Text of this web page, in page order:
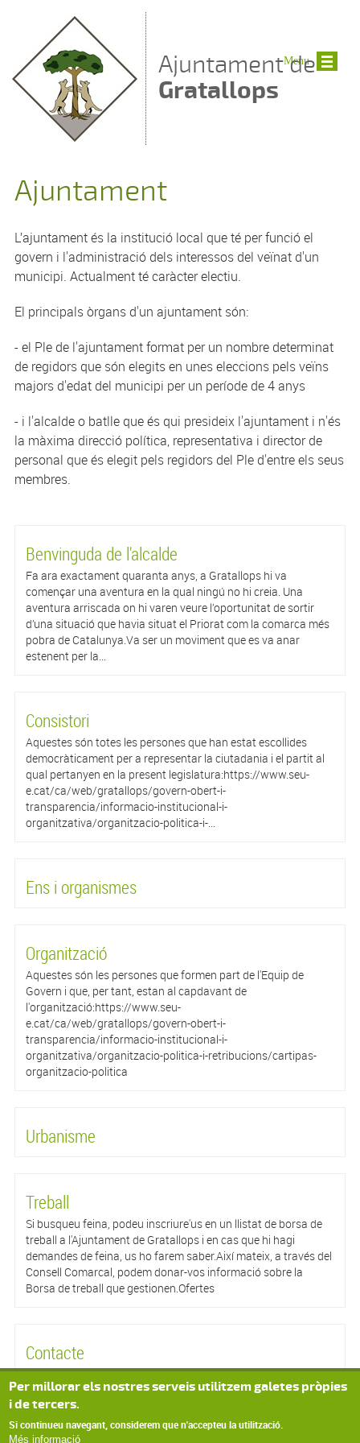
Ajuntament de
Gratallops
Ajuntament
L’ajuntament és la institució local que té per funció el
govern i l'administració dels interessos del veïnat d'un
municipi. Actualment té caràcter electiu.
El principals òrgans d'un ajuntament són:
- el Ple de l'ajuntament format per un nombre determinat
de regidors que són elegits en unes eleccions pels veïns
majors d'edat del municipi per un període de 4 anys
- i l'alcalde o batlle que és qui presideix l'ajuntament i n'és
la màxima direcció política, representativa i director de
personal que és elegit pels regidors del Ple d'entre els seus
membres.
Benvinguda de l'alcalde
Fa ara exactament quaranta anys, a Gratallops hi va
començar una aventura en la qual ningú no hi creia. Una
aventura arriscada on hi varen veure l’oportunitat de sortir
d’una situació que havia situat el Priorat com la comarca més
pobra de Catalunya.Va ser un moviment que es va anar
estenent per la...
Consistori
Aquestes són totes les persones que han estat escollides
democràticament per a representar la ciutadania i el partit al
qual pertanyen en la present legislatura:https://www.seu-
e.cat/ca/web/gratallops/govern-obert-i-
transparencia/informacio-institucional-i-
organitzativa/organitzacio-politica-i-...
Ens i organismes
Organització
Aquestes són les persones que formen part de l'Equip de
Govern i que, per tant, estan al capdavant de
l'organització:https://www.seu-
e.cat/ca/web/gratallops/govern-obert-i-
transparencia/informacio-institucional-i-
organitzativa/organitzacio-politica-i-retribucions/cartipas-
organitzacio-politica
Urbanisme
Treball
Si busqueu feina, podeu inscriure'us en un llistat de borsa de
treball a l'Ajuntament de Gratallops i en cas que hi hagi
demandes de feina, us ho farem saber.Així mateix, a través del
Consell Comarcal, podem donar-vos informació sobre la
Borsa de treball que gestionen.Ofertes
Contacte
Ajuntament de GratallopsDalt, sn43737 GratallopsPriorat
(Tarragona) Telèfon: 977 83 92 95Fax: 977 83 94 82 Correu
electrònic: aj.gratallops@altanet.org
Menu
Per millorar els nostres serveis utilitzem galetes pròpies
i de tercers.
Si continueu navegant, considerem que n'accepteu la utilització.
Més informació